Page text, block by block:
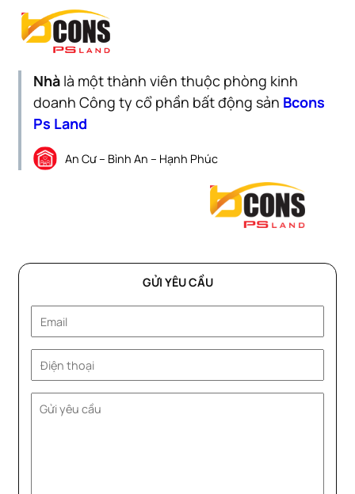
Nhà là một thành viên thuộc phòng kinh
doanh Công ty cổ phần bất động sản Bcons
Ps Land
An Cư – Bình An – Hạnh Phúc
GỬI YÊU CẦU